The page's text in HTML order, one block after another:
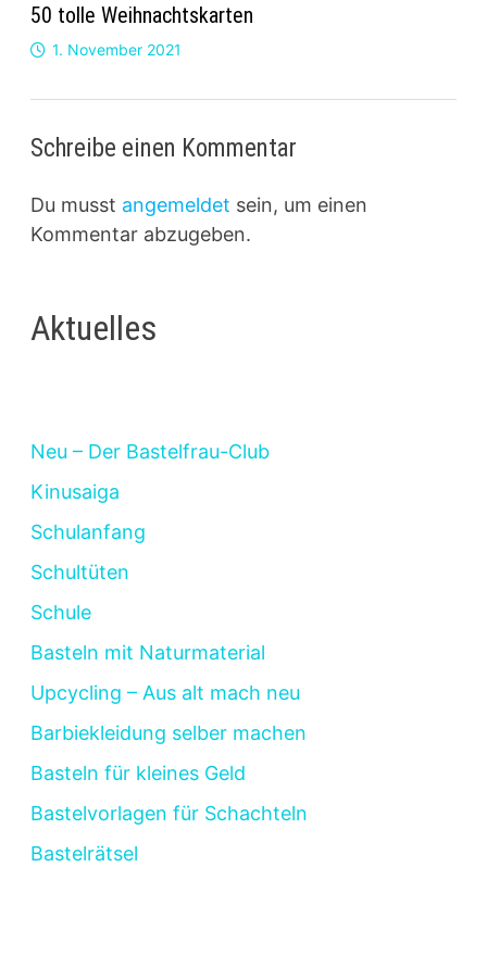
50 tolle Weihnachtskarten
1. November 2021
Schreibe einen Kommentar
Du musst angemeldet sein, um einen
Kommentar abzugeben.
Aktuelles
Neu – Der Bastelfrau-Club
Kinusaiga
Schulanfang
Schultüten
Schule
Basteln mit Naturmaterial
Upcycling – Aus alt mach neu
Barbiekleidung selber machen
Basteln für kleines Geld
Bastelvorlagen für Schachteln
Bastelrätsel